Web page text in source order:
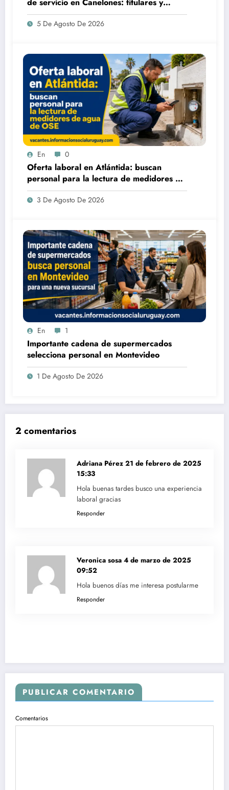
suplentes
5 De Agosto De 2026
En 0
Oferta laboral en Atlántida: buscan
personal para la lectura de medidores de
agua de OSE
3 De Agosto De 2026
En 1
Importante cadena de supermercados
selecciona personal en Montevideo
1 De Agosto De 2026
2 comentarios
Adriana Pérez 21 de febrero de 2025
15:33
Hola buenas tardes busco una experiencia
laboral gracias
Responder
Veronica sosa 4 de marzo de 2025
09:52
Hola buenos días me interesa postularme
Responder
PUBLICAR COMENTARIO
Comentarios